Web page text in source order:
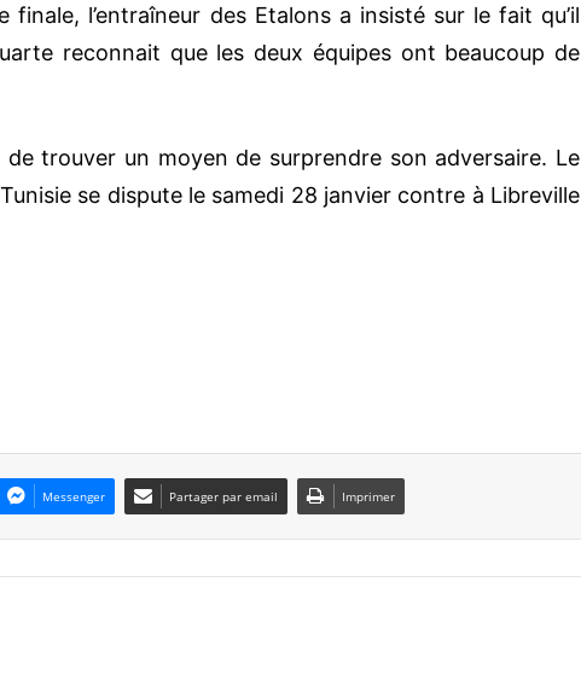
l’entraîneur des Etalons a insisté sur le fait qu’il
reconnait que les deux équipes ont beaucoup de
de trouver un moyen de surprendre son adversaire. Le
se dispute le samedi 28 janvier contre à Libreville
Messenger Partager par email Imprimer